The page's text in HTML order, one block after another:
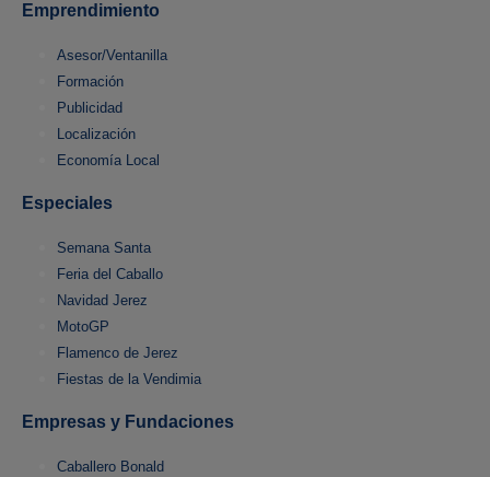
Emprendimiento
Asesor/Ventanilla
Formación
Publicidad
Localización
Economía Local
Especiales
Semana Santa
Feria del Caballo
Navidad Jerez
MotoGP
Flamenco de Jerez
Fiestas de la Vendimia
Empresas y Fundaciones
Caballero Bonald